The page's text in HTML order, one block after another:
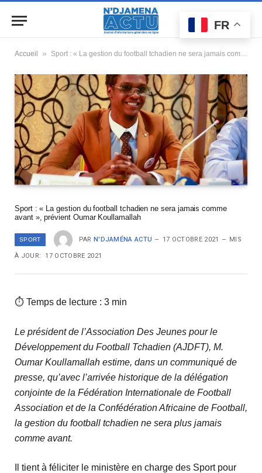
Accueil » Sport : « La gestion du football tchadien ne sera jamais comme avant », prévient Oumar Koullamallah
Sport : « La gestion du football tchadien ne sera jamais comme
avant », prévient Oumar Koullamallah
SPORT PAR N'DJAMÉNA ACTU 17 OCTOBRE 2021 MIS
À JOUR: 17 OCTOBRE 2021
⏱ Temps de lecture : 3 min
Le président de l’Association Des Jeunes pour le
Développement du Football Tchadien (AJDFT), M.
Oumar Koullamallah estime, dans un communiqué de
presse, qu’avec l’arrivée historique de la délégation
conjointe de la Fédération Internationale de Football
Association et de la Confédération Africaine de Football,
la gestion du football tchadien ne sera plus jamais
comme avant.
Il tient à féliciter le ministère en charge des Sport pour
FR